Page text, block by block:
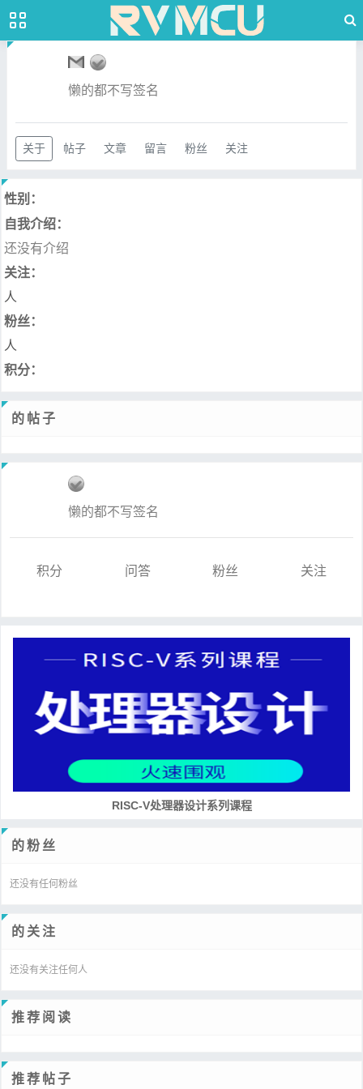
懒的都不写签名
关于 帖子 文章 留言 粉丝 关注
性别：
自我介绍：
还没有介绍
关注：
人
粉丝：
人
积分：
的帖子
懒的都不写签名
积分 问答 粉丝 关注
RISC-V处理器设计系列课程
的粉丝
还没有任何粉丝
的关注
还没有关注任何人
推荐阅读
推荐帖子